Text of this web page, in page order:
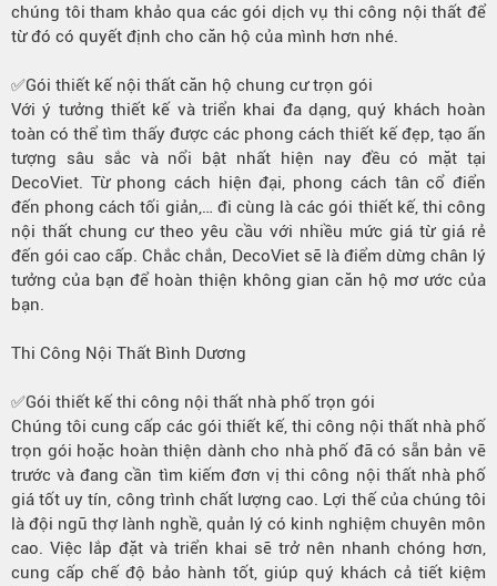
chúng tôi tham khảo qua các gói dịch vụ thi công nội thất để
từ đó có quyết định cho căn hộ của mình hơn nhé.
✅Gói thiết kế nội thất căn hộ chung cư trọn gói
Với ý tưởng thiết kế và triển khai đa dạng, quý khách hoàn
toàn có thể tìm thấy được các phong cách thiết kế đẹp, tạo ấn
tượng sâu sắc và nổi bật nhất hiện nay đều có mặt tại
DecoViet. Từ phong cách hiện đại, phong cách tân cổ điển
đến phong cách tối giản,… đi cùng là các gói thiết kế, thi công
nội thất chung cư theo yêu cầu với nhiều mức giá từ giá rẻ
đến gói cao cấp. Chắc chắn, DecoViet sẽ là điểm dừng chân lý
tưởng của bạn để hoàn thiện không gian căn hộ mơ ước của
bạn.
Thi Công Nội Thất Bình Dương
✅Gói thiết kế thi công nội thất nhà phố trọn gói
Chúng tôi cung cấp các gói thiết kế, thi công nội thất nhà phố
trọn gói hoặc hoàn thiện dành cho nhà phố đã có sẵn bản vẽ
trước và đang cần tìm kiếm đơn vị thi công nội thất nhà phố
giá tốt uy tín, công trình chất lượng cao. Lợi thế của chúng tôi
là đội ngũ thợ lành nghề, quản lý có kinh nghiệm chuyên môn
cao. Việc lắp đặt và triển khai sẽ trở nên nhanh chóng hơn,
cung cấp chế độ bảo hành tốt, giúp quý khách cả tiết kiệm